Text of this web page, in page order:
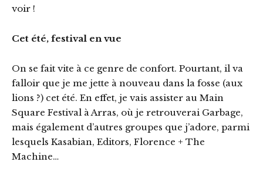
voir !
Cet été, festival en vue
On se fait vite à ce genre de confort. Pourtant, il va
falloir que je me jette à nouveau dans la fosse (aux
lions ?) cet été. En effet, je vais assister au Main
Square Festival à Arras, où je retrouverai Garbage,
mais également d’autres groupes que j’adore, parmi
lesquels Kasabian, Editors, Florence + The
Machine…